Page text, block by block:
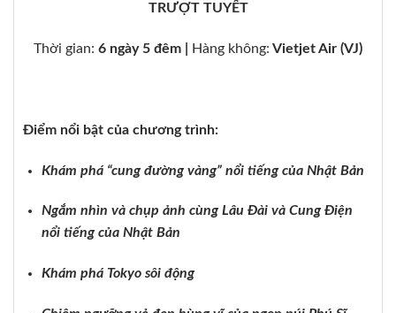
TRƯỢT TUYẾT
Thời gian: 6 ngày 5 đêm | Hàng không: Vietjet Air (VJ)
Điểm nổi bật của chương trình:
Khám phá “cung đường vàng” nổi tiếng của Nhật Bản
Ngắm nhìn và chụp ảnh cùng Lâu Đài và Cung Điện
nổi tiếng của Nhật Bản
Khám phá Tokyo sôi động